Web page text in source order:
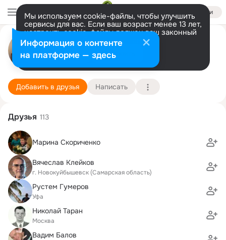
Войти
Мы используем cookie-файлы, чтобы улучшить
сервисы для вас. Если ваш возраст менее 13 лет,
настроить cookie-файлы должен ваш законный
представитель. Больше информации
Разрешить все Настроить
Татьяна Жукова (Рындина)
Уфа 18 апреля (48 лет)
Подробнее
Добавить в друзья Написать
Друзья 113
Марина Скориченко
Вячеслав Клейков
г. Новокуйбышевск (Самарская область)
Рустем Гумеров
Уфа
Николай Таран
Москва
Вадим Балов
Информация о контенте
на платформе — здесь